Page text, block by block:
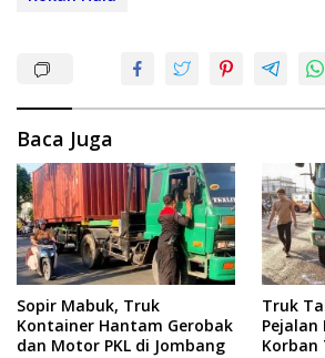
Baca Juga
Sopir Mabuk, Truk
Kontainer Hantam Gerobak
dan Motor PKL di Jombang
Truk
Pejalan
Korban